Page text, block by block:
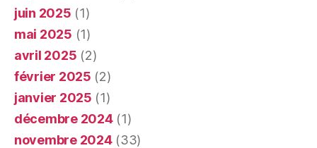
juin 2025 (1)
mai 2025 (1)
avril 2025 (2)
février 2025 (2)
janvier 2025 (1)
décembre 2024(1)
novembre 2024(33)